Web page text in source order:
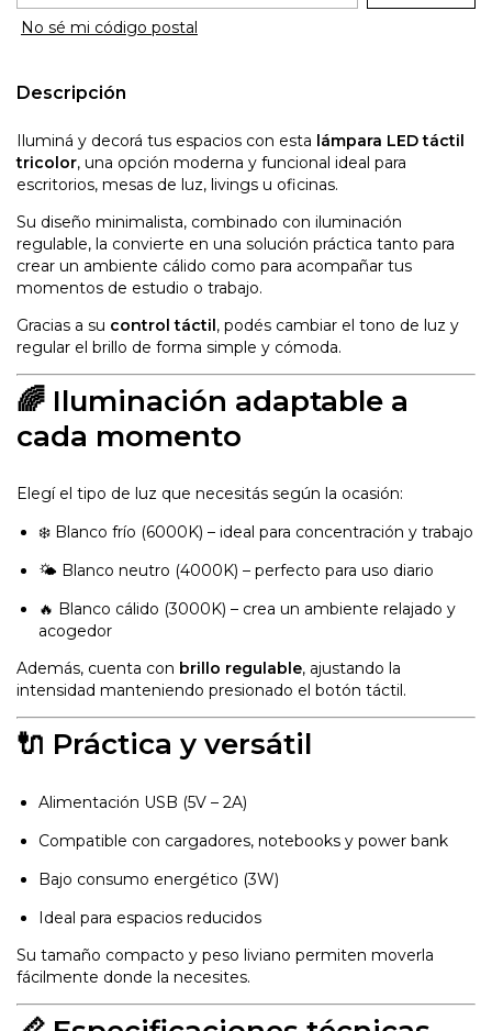
No sé mi código postal
Descripción
Iluminá y decorá tus espacios con esta lámpara LED táctil
tricolor, una opción moderna y funcional ideal para
escritorios, mesas de luz, livings u oficinas.
Su diseño minimalista, combinado con iluminación
regulable, la convierte en una solución práctica tanto para
crear un ambiente cálido como para acompañar tus
momentos de estudio o trabajo.
Gracias a su control táctil, podés cambiar el tono de luz y
regular el brillo de forma simple y cómoda.
🌈 Iluminación adaptable a
cada momento
Elegí el tipo de luz que necesitás según la ocasión:
❄️ Blanco frío (6000K) – ideal para concentración y trabajo
🌤 Blanco neutro (4000K) – perfecto para uso diario
🔥 Blanco cálido (3000K) – crea un ambiente relajado y
acogedor
Además, cuenta con brillo regulable, ajustando la
intensidad manteniendo presionado el botón táctil.
🔌 Práctica y versátil
Alimentación USB (5V – 2A)
Compatible con cargadores, notebooks y power bank
Bajo consumo energético (3W)
Ideal para espacios reducidos
Su tamaño compacto y peso liviano permiten moverla
fácilmente donde la necesites.